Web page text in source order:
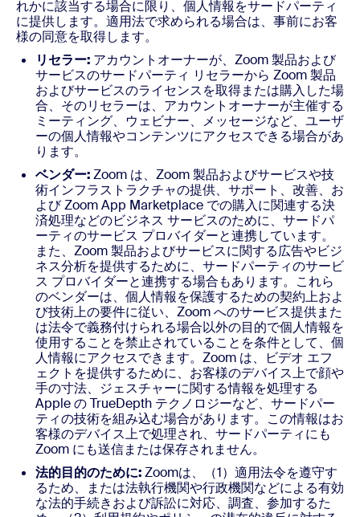
れかに該当する場合に限り、個人情報をサードパーティ
に提供します。適用法で求められる場合は、事前にお客
様の同意を取得します。
リセラー: アカウントオーナーが、Zoom 製品および
サービスのサードパーティ リセラーから Zoom 製品
およびサービスのライセンスを取得または購入した場
合、そのリセラーは、アカウントオーナーが主催する
ミーティング、ウェビナー、メッセージなど、ユーザ
ーの個人情報やコンテンツにアクセスできる場合があ
ります。
ベンダー:Zoom は、Zoom 製品およびサービスや技
術インフラストラクチャの提供、サポート、改善、お
よび Zoom App Marketplace での購入に関連する決
済処理などのビジネス サービスのために、サードパ
ーティのサービス プロバイダーと連携しています。
また、Zoom 製品およびサービスに関する広告やビジ
ネス分析を提供するために、サードパーティのサービ
ス プロバイダーと連携する場合もあります。これら
のベンダーは、個人情報を保護するための契約上およ
び技術上の要件に従い、Zoom へのサービス提供また
は法令で義務付けられる場合以外の目的で個人情報を
使用することを禁止されていることを条件として、個
人情報にアクセスできます。Zoom は、ビデオ エフ
ェクトを提供するために、お客様のデバイス上で顔や
手の寸法、ジェスチャーに関する情報を処理する
Apple の TrueDepth テクノロジーなど、サードパー
ティの技術を組み込む場合があります。この情報はお
客様のデバイス上で処理され、サードパーティにも
Zoom にも送信または保存されません。
法的目的のために:Zoomは、（1）適用法令を遵守す
るため、または法執行機関や行政機関などによる有効
な法的手続きおよび訴訟に対応、調査、参加するた